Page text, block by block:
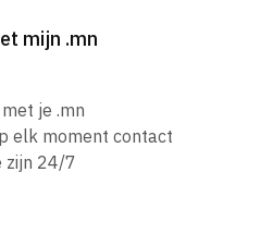
mijn .mn
je .mn
elk moment contact
zijn 24/7